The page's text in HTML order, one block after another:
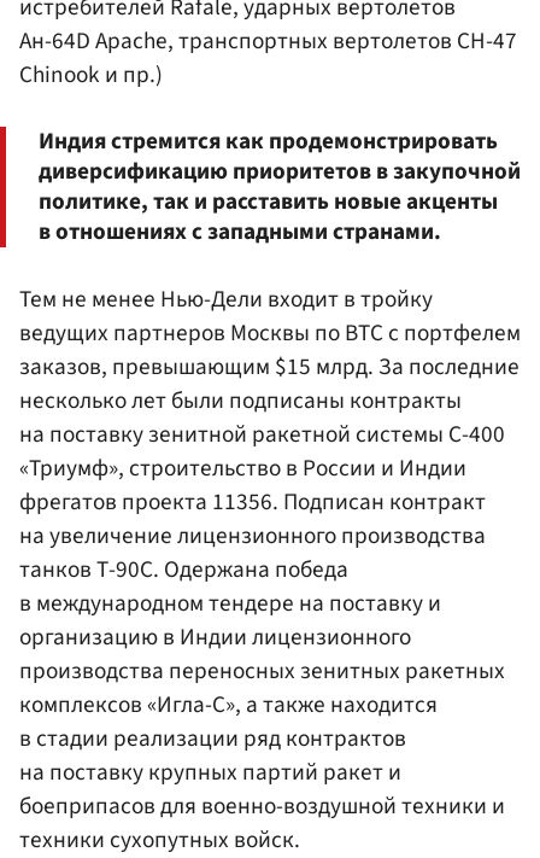
истребителей Rafale, ударных вертолетов
Aн-64D Apache, транспортных вертолетов CH-47
Chinook и пр.)
Индия стремится как продемонстрировать
диверсификацию приоритетов в закупочной
политике, так и расставить новые акценты
в отношениях с западными странами.
Тем не менее Нью-Дели входит в тройку
ведущих партнеров Москвы по ВТС с портфелем
заказов, превышающим $15 млрд. За последние
несколько лет были подписаны контракты
на поставку зенитной ракетной системы С-400
«Триумф», строительство в России и Индии
фрегатов проекта 11356. Подписан контракт
на увеличение лицензионного производства
танков Т-90С. Одержана победа
в международном тендере на поставку и
организацию в Индии лицензионного
производства переносных зенитных ракетных
комплексов «Игла-С», а также находится
в стадии реализации ряд контрактов
на поставку крупных партий ракет и
боеприпасов для военно-воздушной техники и
техники сухопутных войск.